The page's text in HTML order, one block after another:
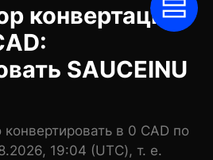
конвертации
SAUCEINU
в 0 CAD по
19:04 (UTC), т. е.